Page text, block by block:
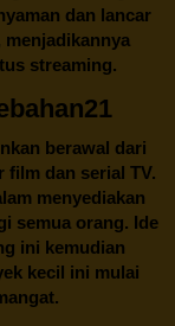
dan lancar
streaming.
berawal dari
film dan serial TV.
menyediakan
semua orang. Ide
ini kemudian
kecil ini mulai